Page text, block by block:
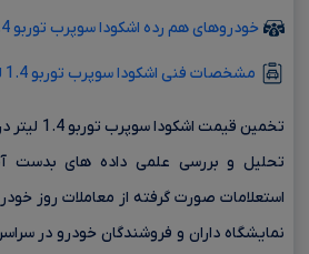
خودروهای هم رده اشکودا سوپرب توربو 1.4 لیتر مدل 2024
مشخصات فنی اشکودا سوپرب توربو 1.4 لیتر
تخمین قیمت
تحلیل و بررسی علمی داده های بدست
استعلامات صورت گرفته از معاملات روز
نمایشگاه داران و فروشندگان خودرو در